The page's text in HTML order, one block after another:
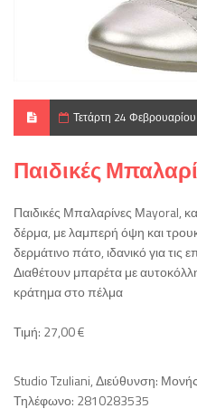
Τετάρτη 24
Παιδικές
Παιδικές Μπαλαρίνες Μayoral,
δέρμα, με λαμπερή όψη και
δερμάτινο πάτο, ιδανικό για τις
Διαθέτουν μπαρέτα με
κράτημα στο πέλμα
Τιμή: 27,00 €
Studio Tzuliani, Διεύθυνση:
Τηλέφωνο: 2810283535